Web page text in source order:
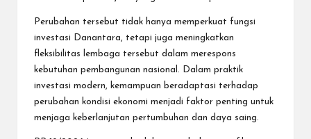
Perubahan tersebut tidak hanya memperkuat fungsi
investasi Danantara, tetapi juga meningkatkan
fleksibilitas lembaga tersebut dalam merespons
kebutuhan pembangunan nasional. Dalam praktik
investasi modern, kemampuan beradaptasi terhadap
perubahan kondisi ekonomi menjadi faktor penting untuk
menjaga keberlanjutan pertumbuhan dan daya saing.